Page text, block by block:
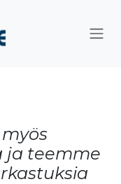
ja teemme